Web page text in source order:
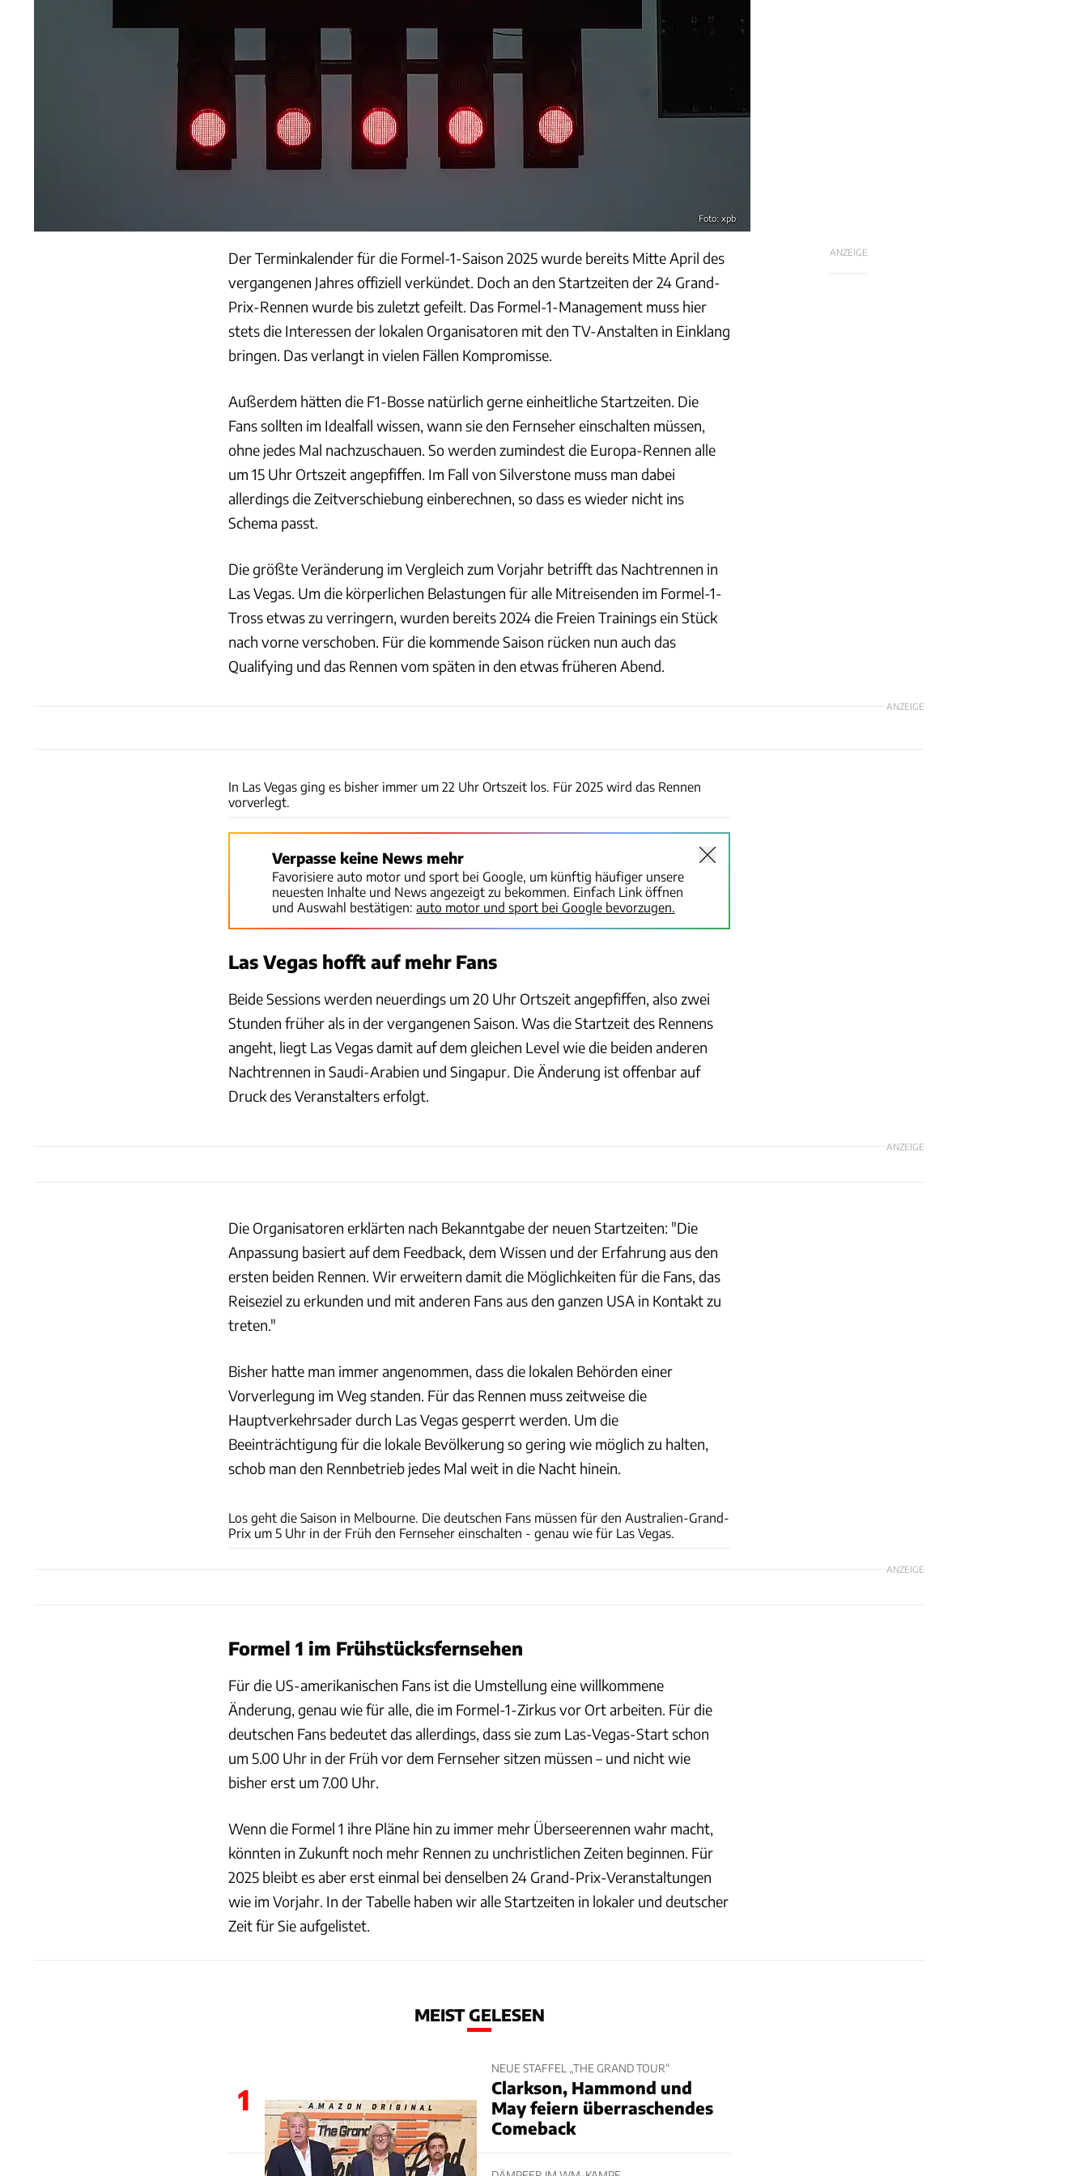
Foto: xpb
ANZEIGE
Der Terminkalender für die Formel-1-Saison 2025 wurde bereits Mitte April des
vergangenen Jahres offiziell verkündet. Doch an den Startzeiten der 24 Grand-
Prix-Rennen wurde bis zuletzt gefeilt. Das Formel-1-Management muss hier
stets die Interessen der lokalen Organisatoren mit den TV-Anstalten in Einklang
bringen. Das verlangt in vielen Fällen Kompromisse.
Außerdem hätten die F1-Bosse natürlich gerne einheitliche Startzeiten. Die
Fans sollten im Idealfall wissen, wann sie den Fernseher einschalten müssen,
ohne jedes Mal nachzuschauen. So werden zumindest die Europa-Rennen alle
um 15 Uhr Ortszeit angepfiffen. Im Fall von Silverstone muss man dabei
allerdings die Zeitverschiebung einberechnen, so dass es wieder nicht ins
Schema passt.
Die größte Veränderung im Vergleich zum Vorjahr betrifft das Nachtrennen in
Las Vegas. Um die körperlichen Belastungen für alle Mitreisenden im Formel-1-
Tross etwas zu verringern, wurden bereits 2024 die Freien Trainings ein Stück
nach vorne verschoben. Für die kommende Saison rücken nun auch das
Qualifying und das Rennen vom späten in den etwas früheren Abend.
ANZEIGE
In Las Vegas ging es bisher immer um 22 Uhr Ortszeit los. Für 2025 wird das Rennen
vorverlegt.
Verpasse keine News mehr
Favorisiere auto motor und sport bei Google, um künftig häufiger unsere
neuesten Inhalte und News angezeigt zu bekommen. Einfach Link öffnen
und Auswahl bestätigen: auto motor und sport bei Google bevorzugen.
Las Vegas hofft auf mehr Fans
Beide Sessions werden neuerdings um 20 Uhr Ortszeit angepfiffen, also zwei
Stunden früher als in der vergangenen Saison. Was die Startzeit des Rennens
angeht, liegt Las Vegas damit auf dem gleichen Level wie die beiden anderen
Nachtrennen in Saudi-Arabien und Singapur. Die Änderung ist offenbar auf
Druck des Veranstalters erfolgt.
ANZEIGE
Die Organisatoren erklärten nach Bekanntgabe der neuen Startzeiten: "Die
Anpassung basiert auf dem Feedback, dem Wissen und der Erfahrung aus den
ersten beiden Rennen. Wir erweitern damit die Möglichkeiten für die Fans, das
Reiseziel zu erkunden und mit anderen Fans aus den ganzen USA in Kontakt zu
treten."
Bisher hatte man immer angenommen, dass die lokalen Behörden einer
Vorverlegung im Weg standen. Für das Rennen muss zeitweise die
Hauptverkehrsader durch Las Vegas gesperrt werden. Um die
Beeinträchtigung für die lokale Bevölkerung so gering wie möglich zu halten,
schob man den Rennbetrieb jedes Mal weit in die Nacht hinein.
Los geht die Saison in Melbourne. Die deutschen Fans müssen für den Australien-Grand-
Prix um 5 Uhr in der Früh den Fernseher einschalten - genau wie für Las Vegas.
ANZEIGE
Formel 1 im Frühstücksfernsehen
Für die US-amerikanischen Fans ist die Umstellung eine willkommene
Änderung, genau wie für alle, die im Formel-1-Zirkus vor Ort arbeiten. Für die
deutschen Fans bedeutet das allerdings, dass sie zum Las-Vegas-Start schon
um 5.00 Uhr in der Früh vor dem Fernseher sitzen müssen – und nicht wie
bisher erst um 7.00 Uhr.
Wenn die Formel 1 ihre Pläne hin zu immer mehr Überseerennen wahr macht,
könnten in Zukunft noch mehr Rennen zu unchristlichen Zeiten beginnen. Für
2025 bleibt es aber erst einmal bei denselben 24 Grand-Prix-Veranstaltungen
wie im Vorjahr. In der Tabelle haben wir alle Startzeiten in lokaler und deutscher
Zeit für Sie aufgelistet.
MEIST GELESEN
1
NEUE STAFFEL „THE GRAND TOUR“
Clarkson, Hammond und
May feiern überraschendes
Comeback